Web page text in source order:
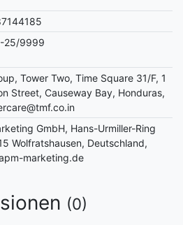
25/9999
Tower Two, Time Square 31/F, 1
Street, Causeway Bay, Honduras,
GmbH, Hans-Urmiller-Ring
Wolfratshausen, Deutschland,
marketing.de
(0)